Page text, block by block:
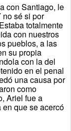
con Santiago, le
sé si por
totalmente
con nuestros
pueblos, a las
su propia
con la del
en el penal
una causa por
como
Ariel fue a
que se acercó